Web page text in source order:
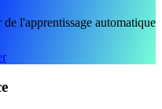
l'apprentissage automatique